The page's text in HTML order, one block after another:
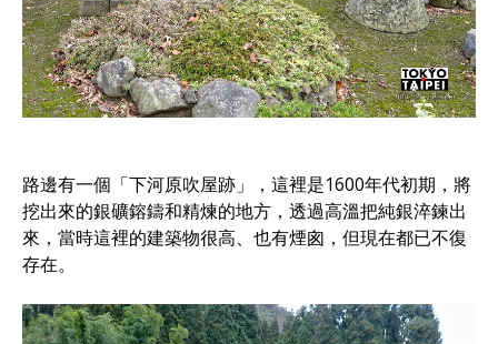
路邊有一個「下河原吹屋跡」，這裡是1600年代初期，將
挖出來的銀礦鎔鑄和精煉的地方，透過高溫把純銀淬鍊出
來，當時這裡的建築物很高、也有煙囪，但現在都已不復
存在。